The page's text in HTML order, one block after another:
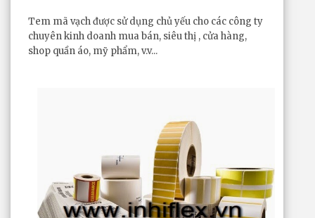
Tem mã vạch được sử dụng chủ yếu cho các công ty
chuyên kinh doanh mua bán, siêu thị , cửa hàng,
shop quần áo, mỹ phẩm, v.v...